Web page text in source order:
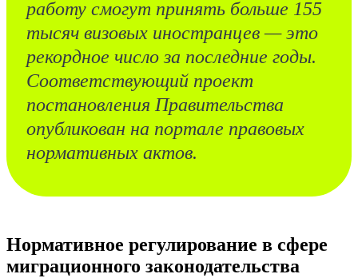
работу смогут принять больше 155
тысяч визовых иностранцев — это
рекордное число за последние годы.
Соответствующий проект
постановления Правительства
опубликован на портале правовых
нормативных актов.
Нормативное регулирование в сфере
миграционного законодательства